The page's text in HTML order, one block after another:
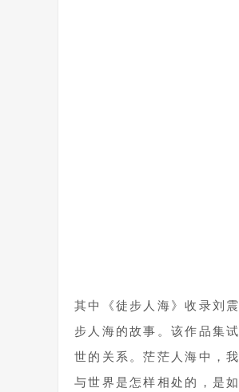
其中《徒步人海》收录刘
步人海的故事。该作品集
世的关系。茫茫人海中，
与世界是怎样相处的，是